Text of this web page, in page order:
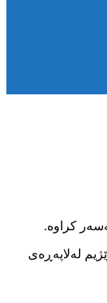
لەلاپەڕەی